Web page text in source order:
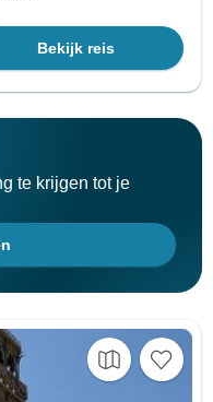
Bekijk reis
te krijgen tot je